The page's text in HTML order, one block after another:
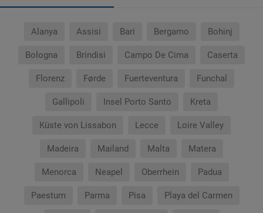
Alanya Assisi Bari Bergamo Bohinj
Bologna Brindisi Campo De Cima Caserta
Florenz Førde Fuerteventura Funchal
Gallipoli Insel Porto Santo Kreta
Küste von Lissabon Lecce Loire Valley
Madeira Mailand Malta Matera
Menorca Neapel Oberrhein Padua
Paestum Parma Pisa Playa del Carmen